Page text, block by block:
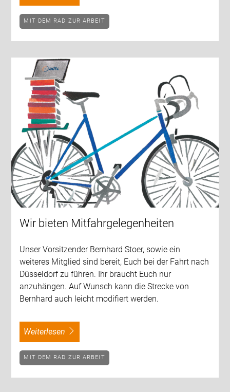
MIT DEM RAD ZUR ARBEIT
Wir bieten Mitfahrgelegenheiten
Unser Vorsitzender Bernhard Stoer, sowie ein
weiteres Mitglied sind bereit, Euch bei der Fahrt nach
Düsseldorf zu führen. Ihr braucht Euch nur
anzuhängen. Auf Wunsch kann die Strecke von
Bernhard auch leicht modifiert werden.
weiterlesen
MIT DEM RAD ZUR ARBEIT